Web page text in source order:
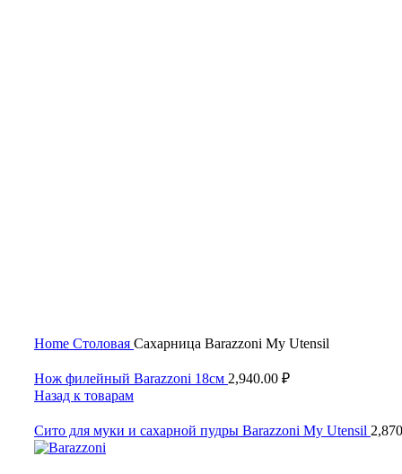
Home Столовая Сахарница Barazzoni My Utensil
Нож филейный Barazzoni 18см 2,940.00 ₽
Назад к товарам
Сито для муки и сахарной пудры Barazzoni My Utensil